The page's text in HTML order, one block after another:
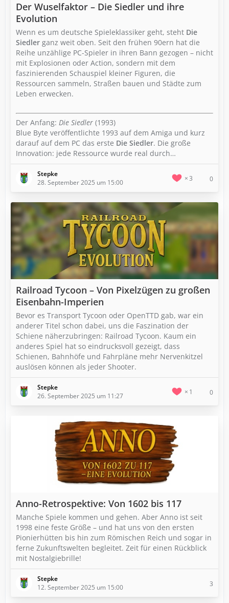
Der Wuselfaktor – Die Siedler und ihre
Evolution
Wenn es um deutsche Spieleklassiker geht, steht Die
Siedler ganz weit oben. Seit den frühen 90ern hat die
Reihe unzählige PC-Spieler in ihren Bann gezogen – nicht
mit Explosionen oder Action, sondern mit dem
faszinierenden Schauspiel kleiner Figuren, die
Ressourcen sammeln, Straßen bauen und Städte zum
Leben erwecken.
Der Anfang: Die Siedler (1993)
Blue Byte veröffentlichte 1993 auf dem Amiga und kurz
darauf auf dem PC das erste Die Siedler. Die große
Innovation: jede Ressource wurde real durch…
Stepke
28. September 2025 um 15:00
3 0
Railroad Tycoon – Von Pixelzügen zu großen
Eisenbahn-Imperien
Bevor es Transport Tycoon oder OpenTTD gab, war ein
anderer Titel schon dabei, uns die Faszination der
Schiene näherzubringen: Railroad Tycoon. Kaum ein
anderes Spiel hat so eindrucksvoll gezeigt, dass
Schienen, Bahnhöfe und Fahrpläne mehr Nervenkitzel
auslösen können als jeder Shooter.
Stepke
26. September 2025 um 11:27
1 0
Anno-Retrospektive: Von 1602 bis 117
Manche Spiele kommen und gehen. Aber Anno ist seit
1998 eine feste Größe – und hat uns von den ersten
Pionierhütten bis hin zum Römischen Reich und sogar in
ferne Zukunftswelten begleitet. Zeit für einen Rückblick
mit Nostalgiebrille!
Stepke
12. September 2025 um 15:00
3